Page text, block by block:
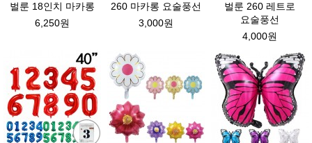
벌룬 18인치 마카롱
6,250원
260 마카롱 요술풍선
3,000원
벌룬 260 레트로
요술풍선
4,000원